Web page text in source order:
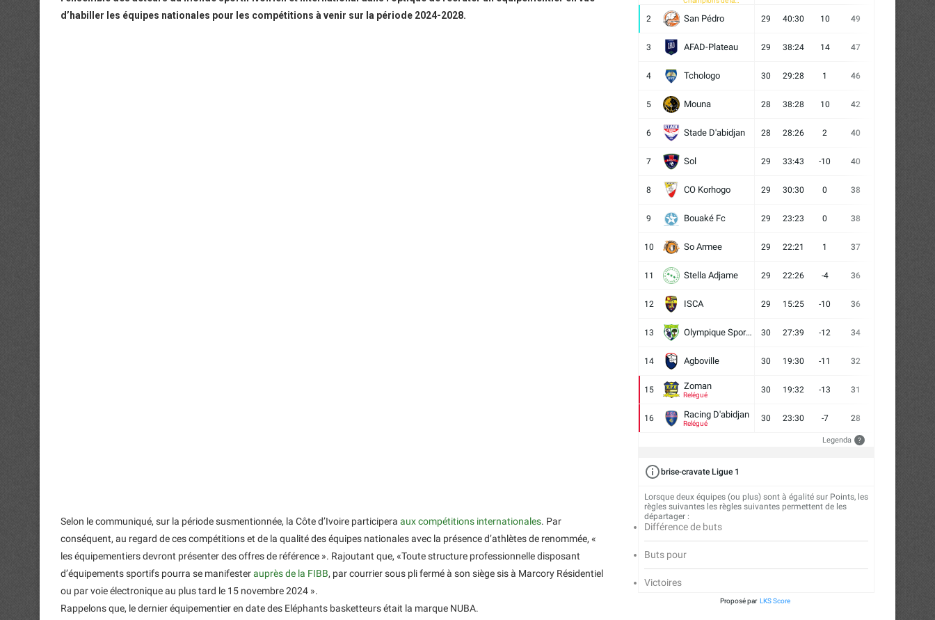
d’habiller les équipes nationales pour les compétitions à venir sur la période 2024-2028.
Selon le communiqué, sur la période susmentionnée, la Côte d’Ivoire participera aux compétitions internationales. Par
conséquent, au regard de ces compétitions et de la qualité des équipes nationales avec la présence d’athlètes de renommée, «
les équipementiers devront présenter des offres de référence ». Rajoutant que, «Toute structure professionnelle disposant
d’équipements sportifs pourra se manifesterauprès de la FIBB, par courrier sous pli fermé à son siège sis à Marcory Résidentiel
ou par voie électronique au plus tard le 15 novembre 2024 ».
Rappelons que, le dernier équipementier en date des Eléphants basketteurs était la marque NUBA.
2 San Pédro 29 40:30 10 49
3 AFAD-Plateau 29 38:24 14 47
4 Tchologo 30 29:28 1 46
5 Mouna 28 38:28 10 42
6 Stade D'abidjan 28 28:26 2 40
7 Sol 29 33:43 -10 40
8 CO Korhogo 29 30:30 0 38
9 Bouaké Fc 29 23:23 0 38
10 So Armee 29 22:21 1 37
11 Stella Adjame 29 22:26 -4 36
12 ISCA 29 15:25 -10 36
13 Olympique Sport d'Abobo FC 30 27:39 -12 34
14 Agboville 30 19:30 -11 32
15 Zoman
Relégué
30 19:32 -13 31
16 Racing D'abidjan
Relégué
30 23:30 -7 28
Legenda ?
brise-cravate Ligue 1
Lorsque deux équipes (ou plus) sont à égalité sur Points, les
règles suivantes les règles suivantes permettent de les
départager :
Différence de buts
Buts pour
Victoires
Proposé par LKS Score